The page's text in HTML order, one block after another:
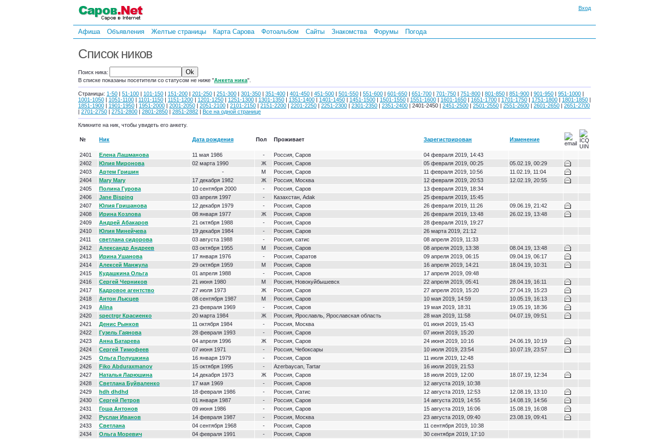
Вход
Афиша Объявления Желтые страницы Карта Сарова Фотоальбом Сайты Знакомства Форумы Погода
Список ников
Поиск ника:
В списке показаны посетители со статусом не ниже "Анкета ника".
Страницы: 1-50 | 51-100 | 101-150 | 151-200 | 201-250 | 251-300 | 301-350 | 351-400 | 401-450 | 451-500 | 501-550 | 551-600 | 601-650 | 651-700 | 701-750 | 751-800 | 801-850 | 851-900 | 901-950 | 951-1000 |
1001-1050 | 1051-1100 | 1101-1150 | 1151-1200 | 1201-1250 | 1251-1300 | 1301-1350 | 1351-1400 | 1401-1450 | 1451-1500 | 1501-1550 | 1551-1600 | 1601-1650 | 1651-1700 | 1701-1750 | 1751-1800 | 1801-1850 |
1851-1900 | 1901-1950 | 1951-2000 | 2001-2050 | 2051-2100 | 2101-2150 | 2151-2200 | 2201-2250 | 2251-2300 | 2301-2350 | 2351-2400 | 2401-2450 | 2451-2500 | 2501-2550 | 2551-2600 | 2601-2650 | 2651-2700
| 2701-2750 | 2751-2800 | 2801-2850 | 2851-2882 | Все на одной странице
Кликните на ник, чтобы увидеть его анкету.
№ Ник Дата рождения Пол Проживает Зарегистрирован Изменение
2401 Елена Лашманова 11 мая 1986 - Россия, Саров
04 февраля 2019, 14:43
2402
Юлия Миронова 02 марта 1990 Ж Россия, Саров 05 февраля 2019, 00:25
05.02.19, 00:29
2403
Артем Гришин - М Россия, Саров 11 февраля 2019, 10:56
11.02.19, 11:04
2404
Mary Mary 17 декабря 1982 Ж Россия, Москва 12 февраля 2019, 20:53
12.02.19, 20:55
2405
Полина Гурова 10 сентября 2000 - Россия, Саров
13 февраля 2019, 18:34
2406
Jane Bisping 03 апреля 1997 - Казахстан, Adak
25 февраля 2019, 15:45
2407
Юлия Гришанова 12 декабря 1979 - Россия, Саров 26 февраля 2019, 11:26
09.06.19, 21:42
2408
Ирина Козлова 08 января 1977 Ж Россия, Саров 26 февраля 2019, 13:48
26.02.19, 13:48
2409
Андрей Абакаров 21 октября 1988 - Россия, Саров
28 февраля 2019, 19:27
2410
Юлия Минейчева 19 декабря 1984 - Россия, Саров
26 марта 2019, 21:12
2411
светлана сидорова 03 августа 1988 - Россия, сатис
08 апреля 2019, 11:33
2412
Александр Андреев 03 октября 1955 М Россия, Саров 08 апреля 2019, 13:38
08.04.19, 13:48
2413
Ирина Ушанова 17 января 1976 - Россия, Саратов 09 апреля 2019, 06:15
09.04.19, 06:17
2414
Алексей Манжула 29 октября 1959 М Россия, Саров 16 апреля 2019, 14:21
18.04.19, 10:31
2415
Кудашкина Ольга 01 апреля 1988 - Россия, Саров
17 апреля 2019, 09:48
2416
Сергей Черников 21 июня 1980 М Россия, Новокуйбышевск 22 апреля 2019, 05:41
28.04.19, 16:11
2417
Кадровое агентство 27 июля 1973 Ж Россия, Саров 27 апреля 2019, 15:20
27.04.19, 15:23
2418
Антон Лысцев 08 сентября 1987 М Россия, Саров 10 мая 2019, 14:59
10.05.19, 16:13
2419
Alina 23 февраля 1969 - Россия, Саров 19 мая 2019, 18:31
19.05.19, 18:36
2420
spectrgr Красиенко 20 марта 1984 Ж Россия, Ярославль, Ярославская область 28 мая 2019, 11:58
04.07.19, 09:51
2421
Денис Рынков 11 октября 1984 - Россия, Москва
01 июня 2019, 15:43
2422
Гузель Гаянова 28 февраля 1993 - Россия, Саров
07 июня 2019, 15:20
2423
Анна Батарева 04 апреля 1996 Ж Россия, Саров 24 июня 2019, 10:16
24.06.19, 10:19
2424
Сергей Тимофеев 07 июня 1971 - Россия, Чебоксары 10 июля 2019, 23:54
10.07.19, 23:57
2425
Ольга Полушкина 16 января 1979 - Россия, Саров
11 июля 2019, 12:48
2426
Fiko Abduraxmanov 15 октября 1995 - Azerbaycan, Tartar
16 июля 2019, 21:53
2427
Наталья Ларюшина 14 декабря 1973 Ж Россия, Саров 18 июля 2019, 12:00
18.07.19, 12:34
2428
Светлана Буйваленко 17 мая 1969 - Россия, Саров
12 августа 2019, 10:38
2429
hdh dhdhd 18 февраля 1986 - Россия, Сатис 12 августа 2019, 12:53
12.08.19, 13:10
2430
Сергей Петров 01 января 1987 - Россия, Саров 14 августа 2019, 14:55
14.08.19, 14:56
2431
Гоша Антонов 09 июня 1986 - Россия, Саров 15 августа 2019, 16:06
15.08.19, 16:08
2432
Руслан Иванов 14 февраля 1987 - Россия, Москва 23 августа 2019, 09:40
23.08.19, 09:41
2433
Светлана 04 сентября 1968 - Россия, Саров
11 сентября 2019, 10:38
2434
Ольга Моревич 04 февраля 1991 - Россия, Саров
30 сентября 2019, 17:10